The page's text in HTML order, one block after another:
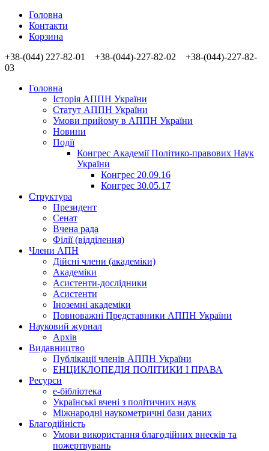
Головна
Контакти
Корзина
+38-(044) 227-82-01 +38-(044)-227-82-02 +38-(044)-227-82-
03
Головна
Історія АППН України
Статут АППН України
Умови прийому в АППН України
Новини
Події
Конгрес Академії Політико-правових Наук
України
Конгрес 20.09.16
Конгрес 30.05.17
Структура
Президент
Сенат
Вчена рада
Філії (відділення)
Члени АПН
Дійсні члени (академіки)
Академіки
Асистенти-дослідники
Асистенти
Іноземні академіки
Повноважні Представники АППН України
Науковий журнал
Архів
Видавництво
Публікації членів АППН України
ЕНЦИКЛОПЕДІЯ ПОЛІТИКИ І ПРАВА
Ресурси
е-бібліотека
Українські вчені з політичних наук
Міжнародні наукометричні бази даних
Благодійність
Умови використання благодійних внесків та
пожертвувань